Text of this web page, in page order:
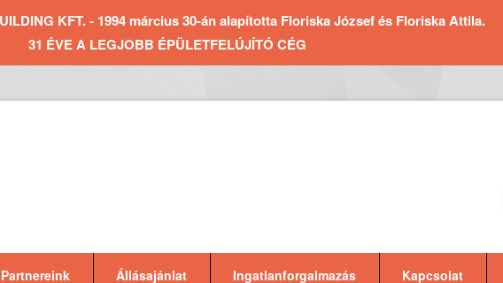
KFT. - 1994 március 30-án alapította Floriska József és Floriska Attila.
31 ÉVE A LEGJOBB ÉPÜLETFELÚJÍTÓ CÉG
Partnereink Állásajánlat Ingatlanforgalmazás Kapcsolat